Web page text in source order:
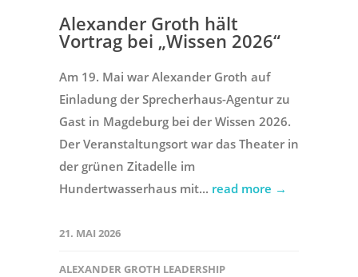
Alexander Groth hält
Vortrag bei „Wissen 2026“
Am 19. Mai war Alexander Groth auf
Einladung der Sprecherhaus-Agentur zu
Gast in Magdeburg bei der Wissen 2026.
Der Veranstaltungsort war das Theater in
der grünen Zitadelle im
Hundertwasserhaus mit... read more →
21. MAI 2026
ALEXANDER GROTH LEADERSHIP